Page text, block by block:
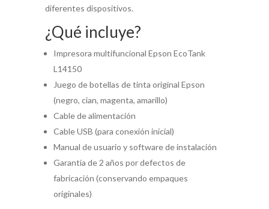
diferentes dispositivos.
¿Qué incluye?
Impresora multifuncional Epson EcoTank
L14150
Juego de botellas de tinta original Epson
(negro, cian, magenta, amarillo)
Cable de alimentación
Cable USB (para conexión inicial)
Manual de usuario y software de instalación
Garantía de 2 años por defectos de
fabricación (conservando empaques
originales)